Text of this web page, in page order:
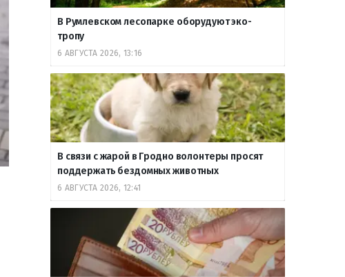
В Румлевском лесопарке оборудуют эко-
тропу
6 АВГУСТА 2026, 13:16
В связи с жарой в Гродно волонтеры просят
поддержать бездомных животных
6 АВГУСТА 2026, 12:41